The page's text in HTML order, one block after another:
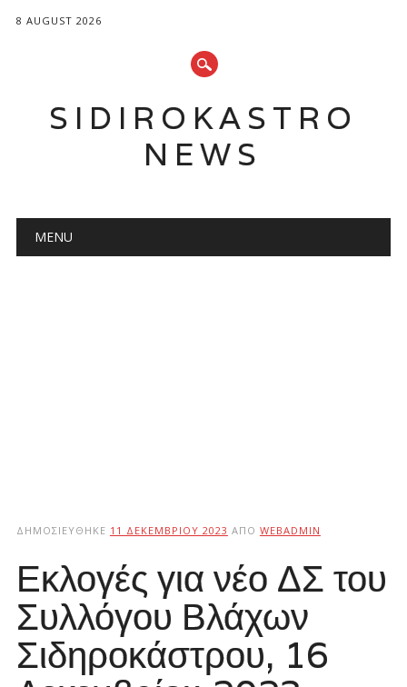
8 AUGUST 2026
SIDIROKASTRO
NEWS
Main menu
MENU
ΔΗΜΟΣΙΕΎΘΗΚΕ 11 ΔΕΚΕΜΒΡΊΟΥ 2023 ΑΠΌ WEBADMIN
Εκλογές για νέο ΔΣ του
Συλλόγου Βλάχων
Σιδηροκάστρου, 16